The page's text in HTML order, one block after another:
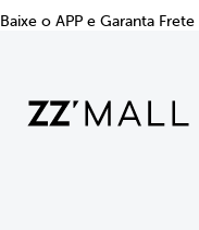
Baixe o APP e Garanta Frete